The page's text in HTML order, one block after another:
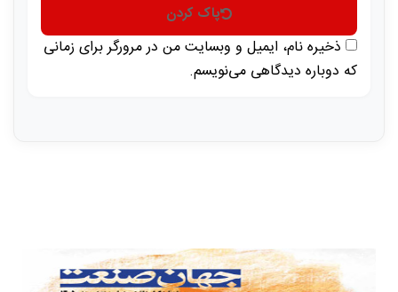
پاک کردن
ذخیره نام، ایمیل و وبسایت من در مرورگر برای زمانی
که دوباره دیدگاهی می‌نویسم.